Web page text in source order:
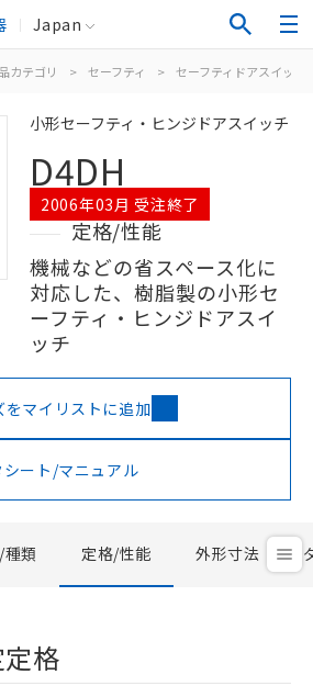
Japan
カテゴリ > セーフティ > セーフティドアスイッチ
小形セーフティ・ヒンジドアスイッチ
D4DH
2006年03月 受注終了
定格/性能
機械などの省スペース化に
対応した、樹脂製の小形セ
ーフティ・ヒンジドアスイ
ッチ
をマイリストに追加
ート/マニュアル
類 定格/性能 外形寸法
格